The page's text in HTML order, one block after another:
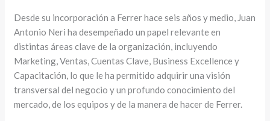
Desde su incorporación a Ferrer hace seis años y medio, Juan
Antonio Neri ha desempeñado un papel relevante en
distintas áreas clave de la organización, incluyendo
Marketing, Ventas, Cuentas Clave, Business Excellence y
Capacitación, lo que le ha permitido adquirir una visión
transversal del negocio y un profundo conocimiento del
mercado, de los equipos y de la manera de hacer de Ferrer.